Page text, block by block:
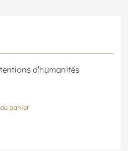
d'humanités
panier